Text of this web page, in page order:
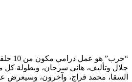
“حرب”
جلال وتأليف، هاني سرحان، وبطولة كل
السقا، محمد فراج، وآخرون، وسيعرض